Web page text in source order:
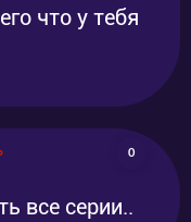
что у тебя
0
все серии..